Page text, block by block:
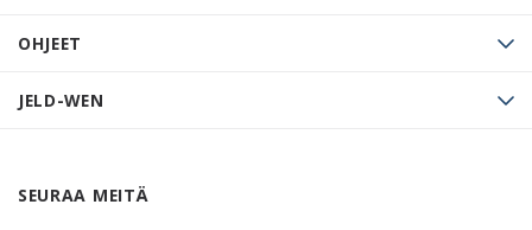
OHJEET
JELD-WEN
SEURAA MEITÄ